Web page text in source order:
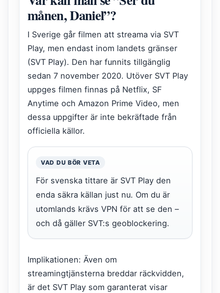
månen, Daniel”?
I Sverige går filmen att streama via SVT
Play, men endast inom landets gränser
(SVT Play). Den har funnits tillgänglig
sedan 7 november 2020. Utöver SVT Play
uppges filmen finnas på Netflix, SF
Anytime och Amazon Prime Video, men
dessa uppgifter är inte bekräftade från
officiella källor.
VAD DU BÖR VETA
För svenska tittare är SVT Play den
enda säkra källan just nu. Om du är
utomlands krävs VPN för att se den –
och då gäller SVT:s geoblockering.
Implikationen: Även om
streamingtjänsterna breddar räckvidden,
är det SVT Play som garanterat visar